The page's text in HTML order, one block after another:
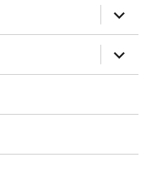
раскрыть
дочернее
меню
раскрыть
дочернее
меню